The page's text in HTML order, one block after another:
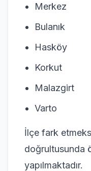
Merkez
Bulanık
Hasköy
Korkut
Malazgirt
Varto
İlçe fark
doğrultusunda
yapılmaktadır.